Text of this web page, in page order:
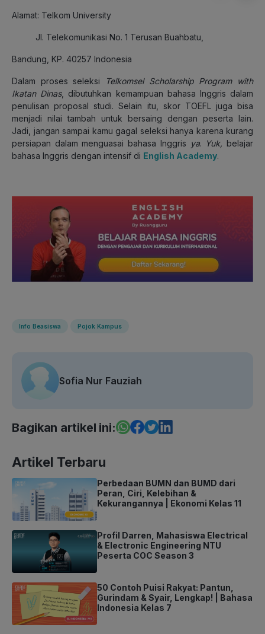
Alamat: Telkom University
Jl. Telekomunikasi No. 1 Terusan Buahbatu,
Bandung, KP. 40257 Indonesia
Dalam proses seleksi
Telkomsel Scholarship Program with
Ikatan Dinas, dibutuhkan kemampuan bahasa Inggris dalam
penulisan proposal studi. Selain itu, skor TOEFL juga bisa
menjadi nilai tambah untuk bersaing dengan peserta lain.
Jadi, jangan sampai kamu gagal seleksi hanya karena kurang
persiapan dalam menguasai bahasa Inggris ya. Yuk, belajar
bahasa Inggris dengan intensif di English Academy.
Info Beasiswa Pojok Kampus
Sofia Nur Fauziah
Bagikan artikel ini:
Artikel Terbaru
Perbedaan BUMN dan BUMD dari
Peran, Ciri, Kelebihan &
Kekurangannya | Ekonomi Kelas 11
Profil Darren, Mahasiswa Electrical
& Electronic Engineering NTU
Peserta COC Season 3
50 Contoh Puisi Rakyat: Pantun,
Gurindam & Syair, Lengkap! | Bahasa
Indonesia Kelas 7